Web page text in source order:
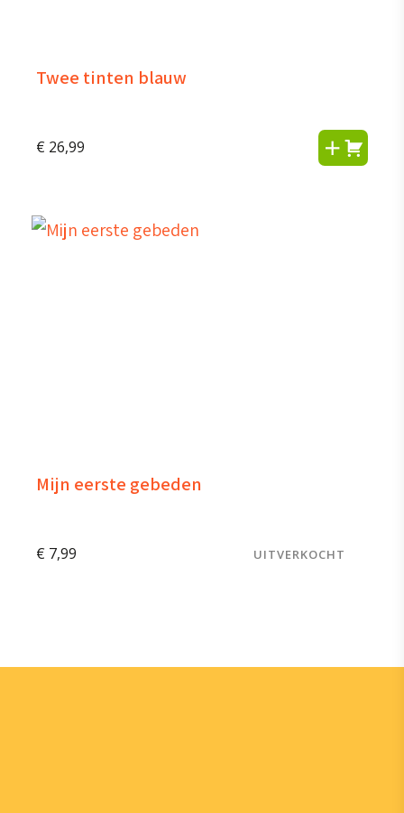
Twee tinten blauw
€ 26,99
Mijn eerste gebeden
€ 7,99 UITVERKOCHT